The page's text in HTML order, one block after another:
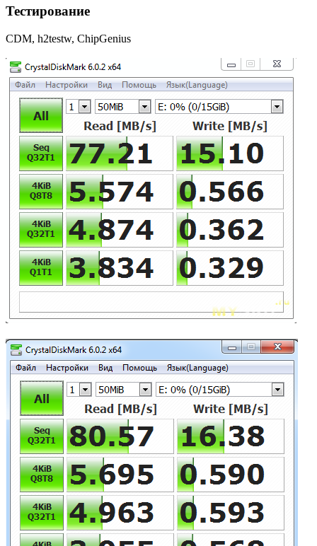
Тестирование
CDM, h2testw, ChipGenius